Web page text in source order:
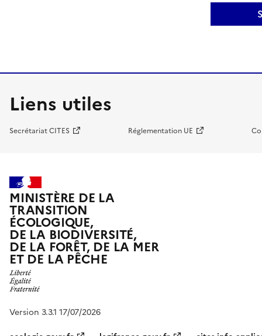
Liens utiles
Secrétariat CITES Réglementation UE
MINISTÈRE DE LA
TRANSITION
ÉCOLOGIQUE,
DE LA BIODIVERSITÉ,
DE LA FORÊT, DE LA MER
ET DE LA PÊCHE
Version 3.3.1 17/07/2026